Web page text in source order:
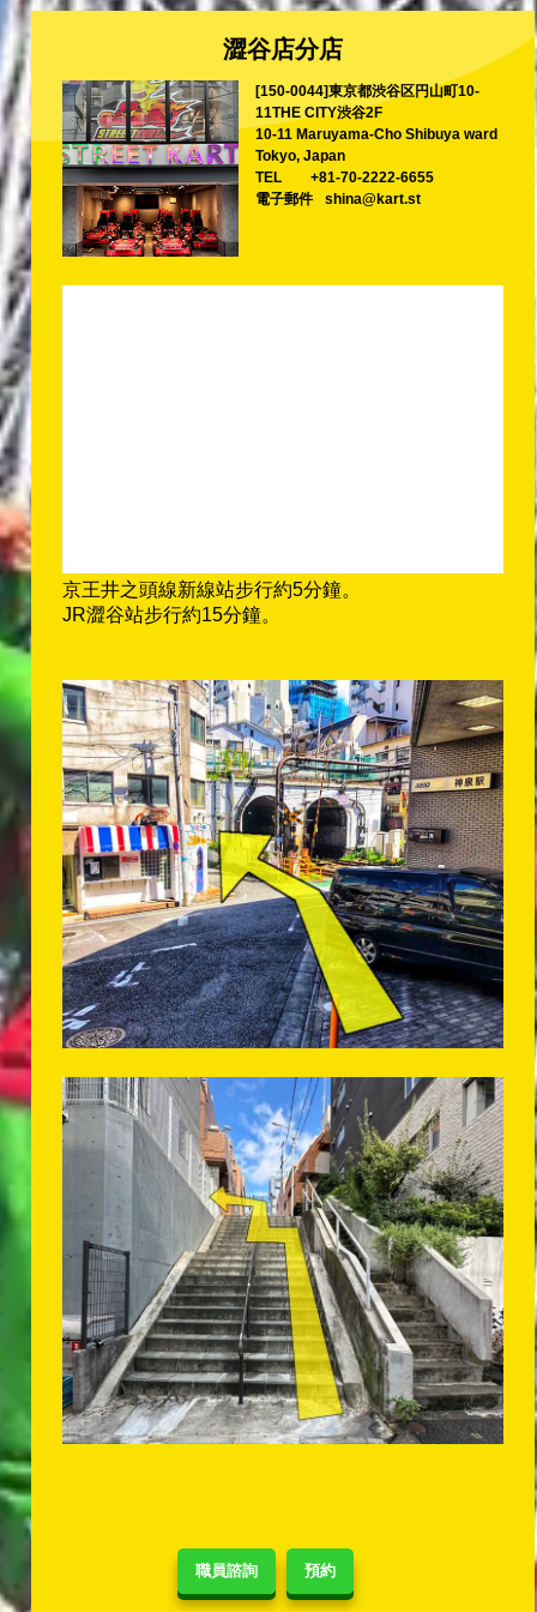
職員諮詢 預約
澀谷店分店
[150-0044]東京都渋谷区円山町10-
11THE CITY渋谷2F
10-11 Maruyama-Cho Shibuya ward
Tokyo, Japan
TEL
+81-70-2222-6655
電子郵件
shina@kart.st
京王井之頭線新線站步行約5分鐘。
JR澀谷站步行約15分鐘。